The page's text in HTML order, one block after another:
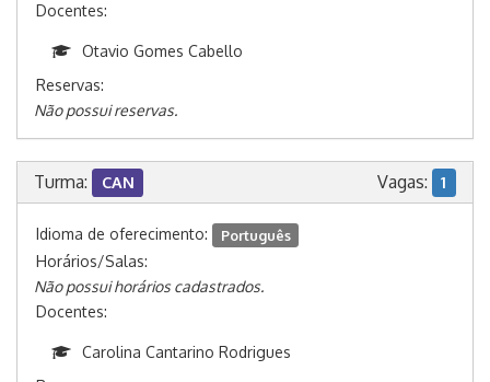
Docentes:
Otavio Gomes Cabello
Reservas:
Não possui reservas.
Turma: CAN Vagas: 1
Idioma de oferecimento: Português
Horários/Salas:
Não possui horários cadastrados.
Docentes:
Carolina Cantarino Rodrigues